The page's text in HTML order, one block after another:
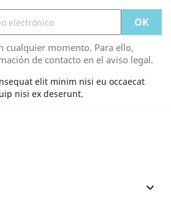
cualquier momento. Para ello,
de contacto en el aviso legal.
elit minim nisi eu occaecat
nisi ex deserunt.
